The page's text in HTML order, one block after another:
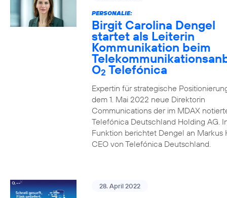
PERSONALIE:
Birgit Carolina Dengel
startet als Leiterin
Kommunikation beim
O2 Telefónica
Expertin für strategische
dem 1. Mai 2022 neue Direktorin
Communications der im MDAX
Telefónica Deutschland Holding AG.
Funktion berichtet Dengel an Markus
CEO von Telefónica Deutschland.
28. April 2022